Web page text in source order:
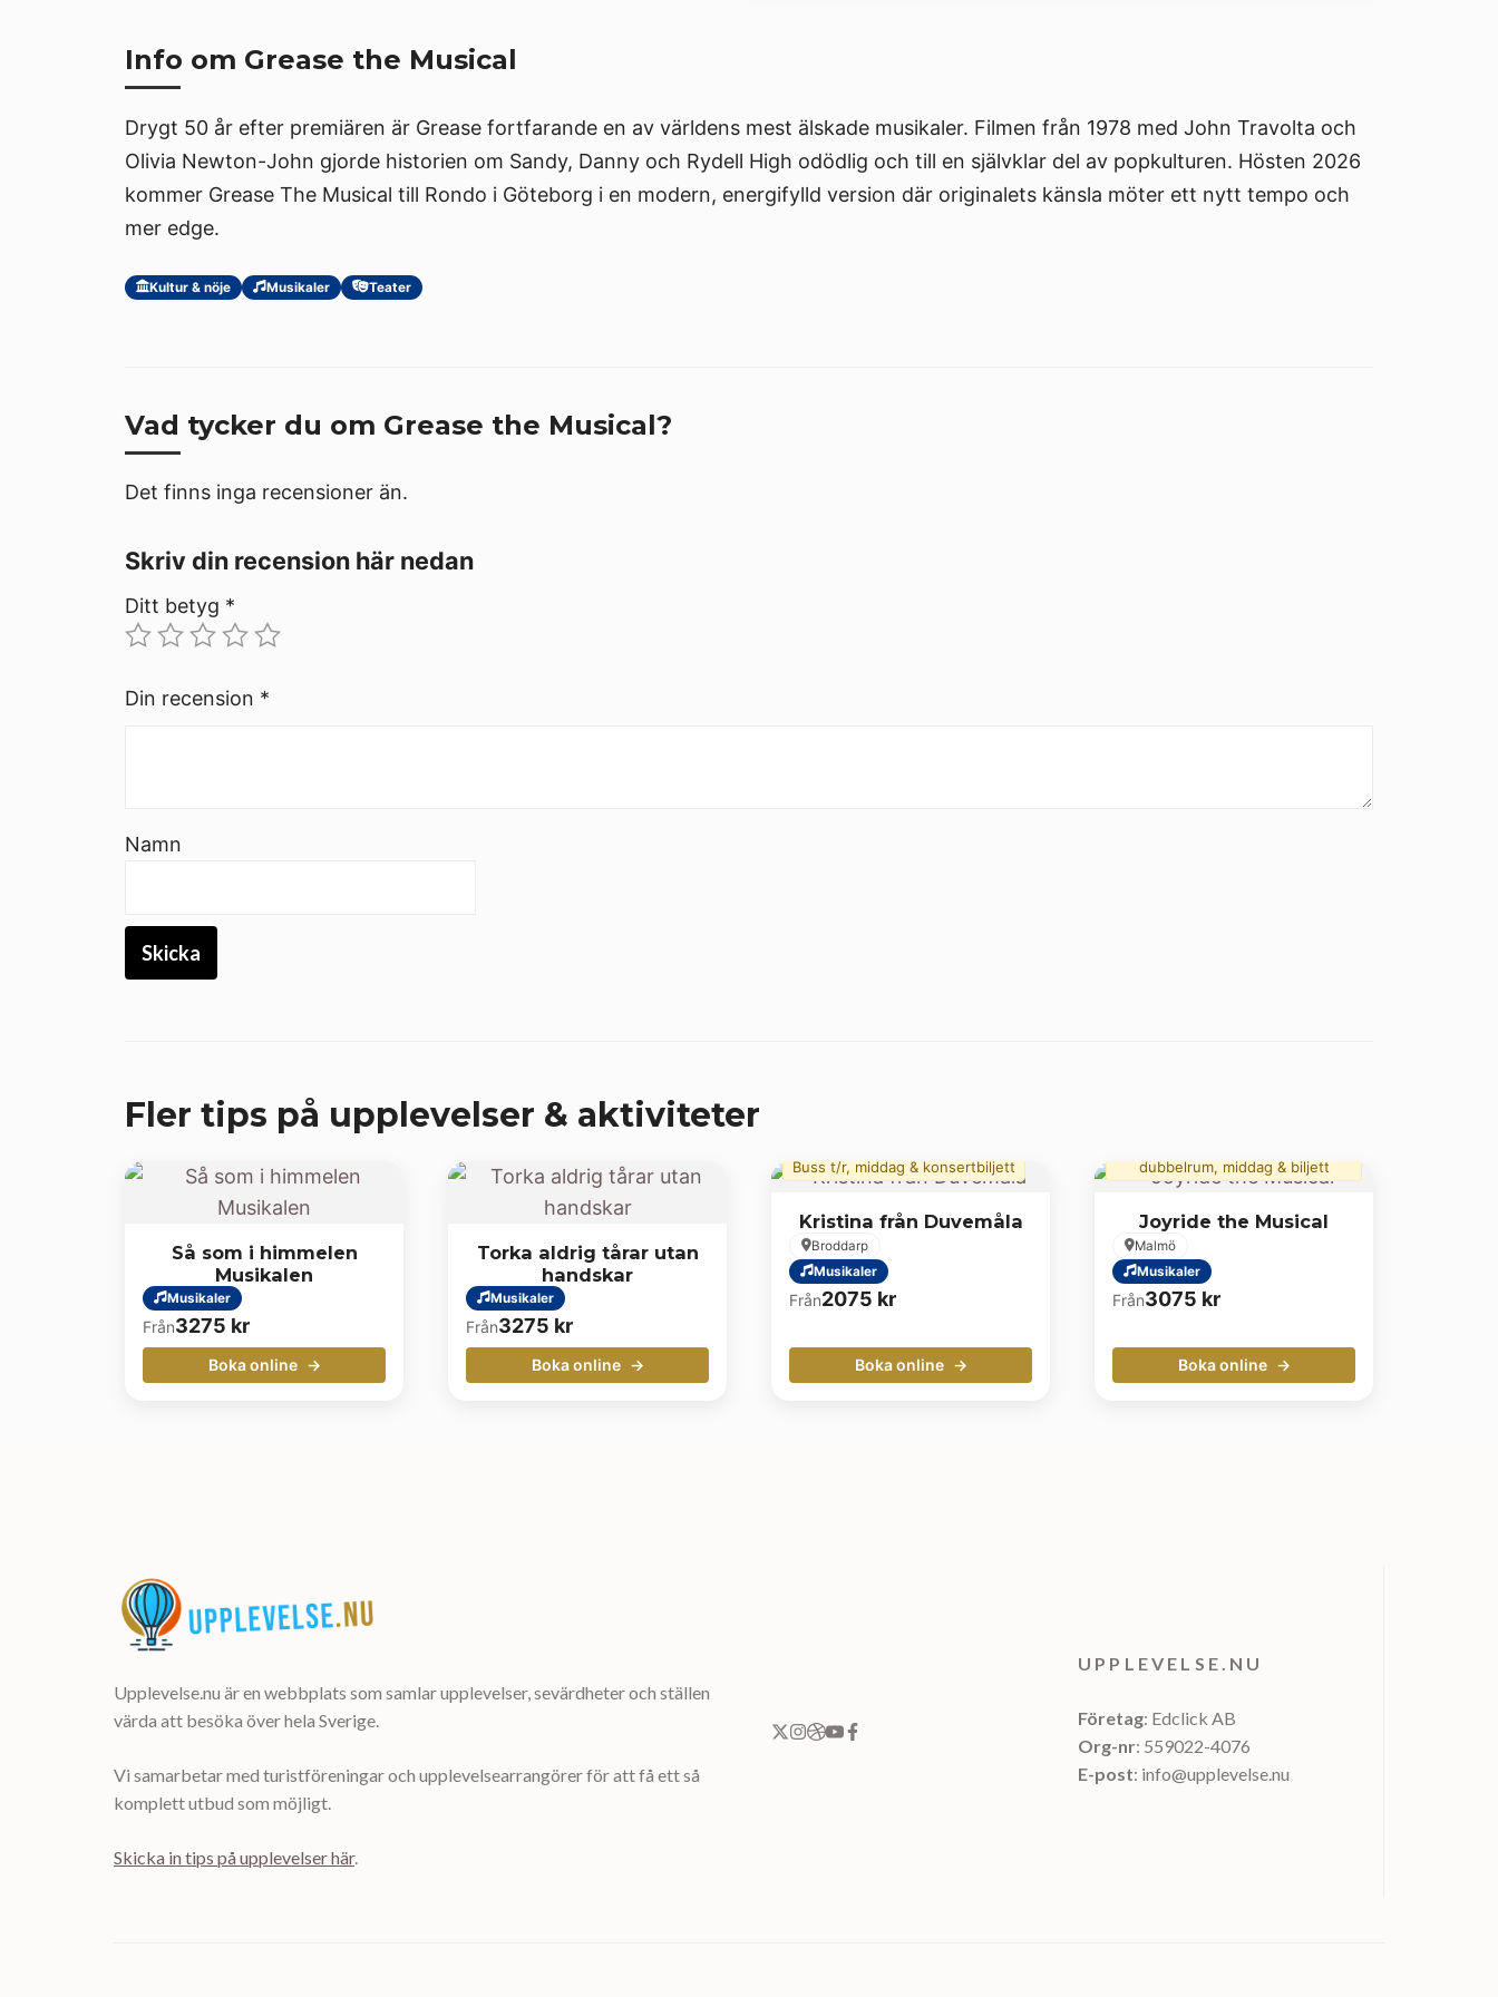
Info om Grease the Musical
Drygt 50 år efter premiären är Grease fortfarande en av världens mest älskade musikaler. Filmen från 1978 med John Travolta och
Olivia Newton-John gjorde historien om Sandy, Danny och Rydell High odödlig och till en självklar del av popkulturen. Hösten 2026
kommer Grease The Musical till Rondo i Göteborg i en modern, energifylld version där originalets känsla möter ett nytt tempo och
mer edge.
Kultur & nöje Musikaler Teater
Vad tycker du om Grease the Musical?
Det finns inga recensioner än.
Skriv din recension här nedan
Ditt betyg *
Din recension *
Namn
Fler tips på upplevelser & aktiviteter
Så som i himmelen
Musikalen
Musikaler
Från3275 kr
Boka online
Torka aldrig tårar utan
handskar
Musikaler
Från3275 kr
Boka online
Buss t/r, middag & konsertbiljett
Kristina från Duvemåla
Broddarp
Musikaler
Från2075 kr
Boka online
dubbelrum, middag & biljett
Joyride the Musical
Malmö
Musikaler
Från3075 kr
Boka online
Upplevelse.nu är en webbplats som samlar upplevelser, sevärdheter och ställen
värda att besöka över hela Sverige.
Vi samarbetar med turistföreningar och upplevelsearrangörer för att få ett så
komplett utbud som möjligt.
Skicka in tips på upplevelser här.
UPPLEVELSE.NU
Företag: Edclick AB
Org-nr: 559022-4076
E-post: info@upplevelse.nu